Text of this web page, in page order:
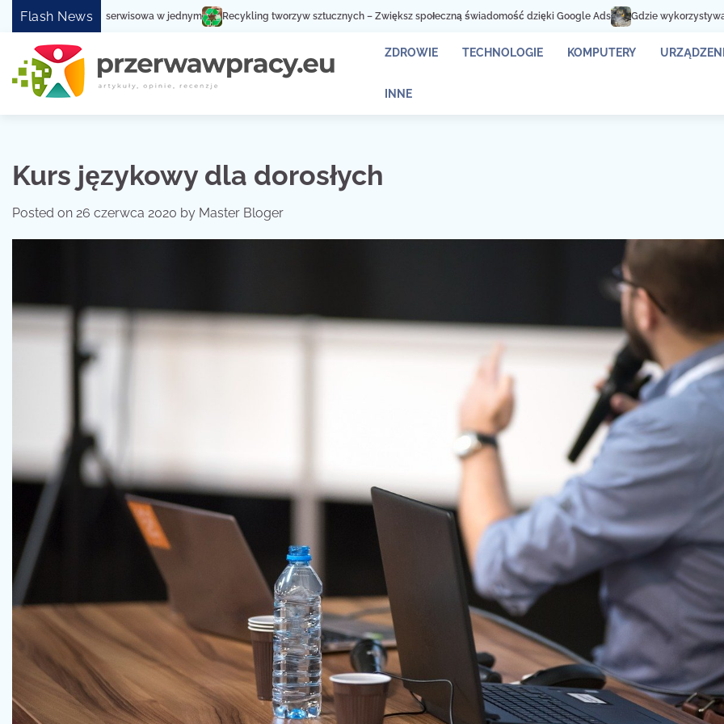
Skip
content
Flash News
serwisowa w jednym Recykling tworzyw sztucznych – Zwiększ społeczną świadomość dzięki Google Ads Gdzie wykorzystywane są kontenery na
ZDROWIE TECHNOLOGIE KOMPUTERY
INNE
Kurs językowy dla dorosłych
Posted on 26 czerwca 2020 by Master Bloger